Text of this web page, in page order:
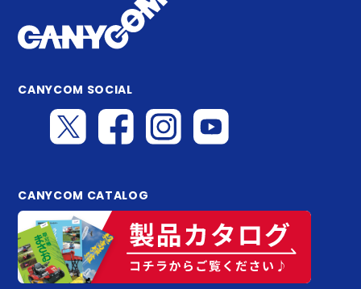
CANYCOM SOCIAL
CANYCOM CATALOG